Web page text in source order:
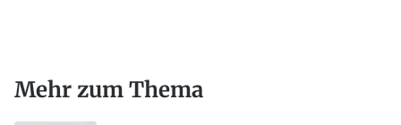
Mehr zum Thema